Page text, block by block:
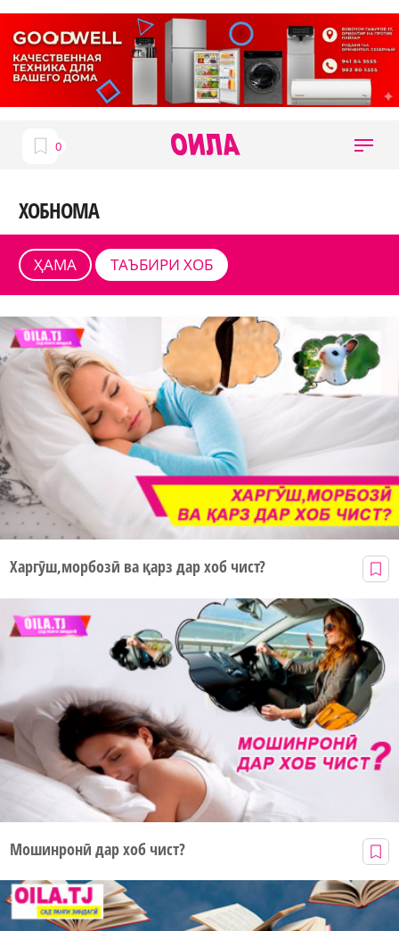
ХОБНОМА
ҲАМА ТАЪБИРИ ХОБ
Харгӯш,морбозӣ ва қарз дар хоб чист?
Мошинронӣ дар хоб чист?